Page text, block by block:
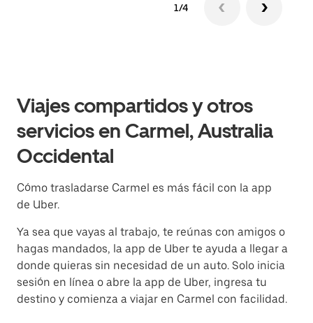
1/4
Viajes compartidos y otros
servicios en Carmel, Australia
Occidental
Cómo trasladarse Carmel es más fácil con la app
de Uber.
Ya sea que vayas al trabajo, te reúnas con amigos o
hagas mandados, la app de Uber te ayuda a llegar a
donde quieras sin necesidad de un auto. Solo inicia
sesión en línea o abre la app de Uber, ingresa tu
destino y comienza a viajar en Carmel con facilidad.